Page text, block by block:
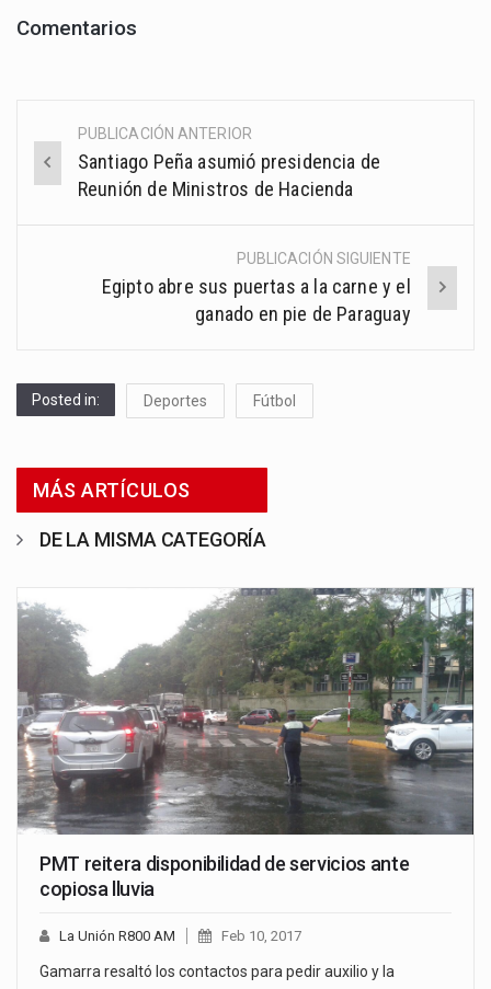
Comentarios
Post
navigation
PUBLICACIÓN ANTERIOR
Santiago Peña asumió presidencia de
Reunión de Ministros de Hacienda
PUBLICACIÓN SIGUIENTE
Egipto abre sus puertas a la carne y el
ganado en pie de Paraguay
Posted in: Deportes Fútbol
MÁS ARTÍCULOS
DE LA MISMA CATEGORÍA
PMT reitera disponibilidad de servicios ante
copiosa lluvia
La Unión R800 AM Feb 10, 2017
Gamarra resaltó los contactos para pedir auxilio y la